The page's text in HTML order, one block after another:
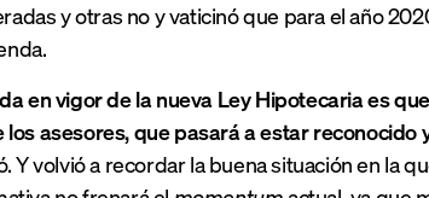
y otras no y vaticinó que para el año
en vigor de la nueva Ley Hipotecaria es
asesores, que pasará a estar reconocido
Y volvió a recordar la buena situación en la